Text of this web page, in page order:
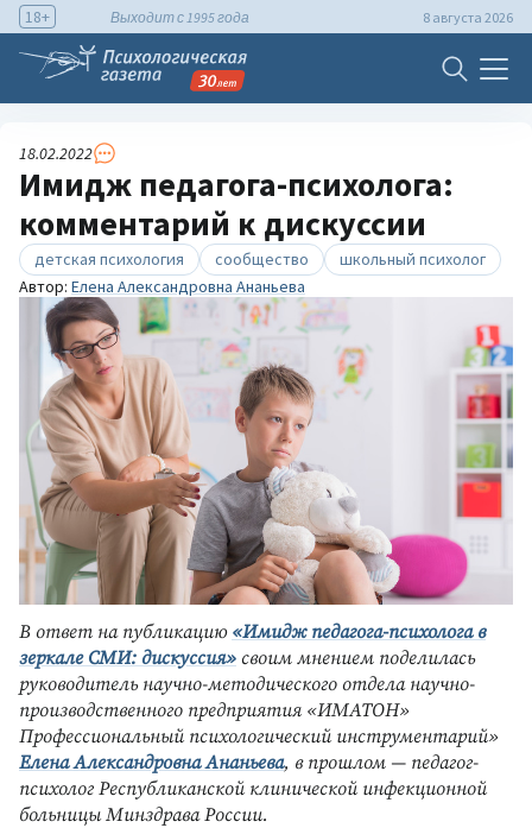
18+ Выходит с 1995 года 8 августа 2026
18.02.2022
Имидж педагога-психолога:
комментарий к дискуссии
детская психология сообщество
школьный психолог
Автор: Елена Александровна Ананьева
В ответ на публикацию «Имидж педагога-психолога в
зеркале СМИ: дискуссия» своим мнением поделилась
руководитель научно-методического отдела научно-
производственного предприятия «ИМАТОН»
Профессиональный психологический инструментарий»
Елена Александровна Ананьева, в прошлом — педагог-
психолог Республиканской клинической инфекционной
больницы Минздрава России.